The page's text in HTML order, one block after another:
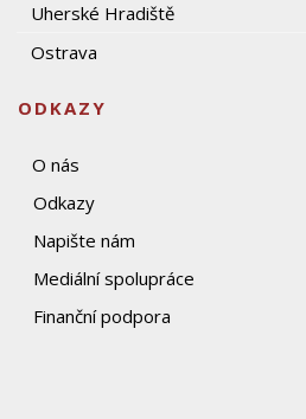
Uherské Hradiště
Ostrava
ODKAZY
O nás
Odkazy
Napište nám
Mediální spolupráce
Finanční podpora